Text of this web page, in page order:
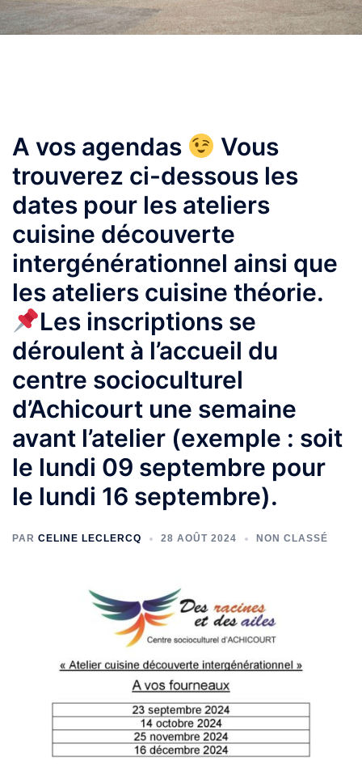
A vos agendas
Vous
trouverez ci-dessous les
dates pour les ateliers
cuisine découverte
intergénérationnel ainsi que
les ateliers cuisine théorie.
Les inscriptions se
déroulent à l’accueil du
centre socioculturel
d’Achicourt une semaine
avant l’atelier (exemple : soit
le lundi 09 septembre pour
le lundi 16 septembre).
PAR CELINE LECLERCQ 28 AOÛT 2024 NON CLASSÉ